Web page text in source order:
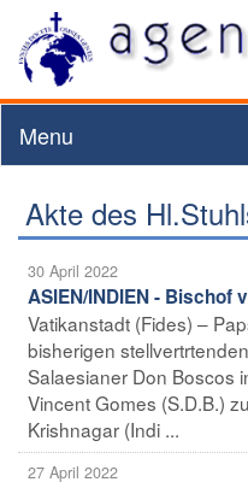
Menu
Akte des
30 April 2022
ASIEN/INDIEN - Bischof
Vatikanstadt (Fides) –
bisherigen
Salaesianer Don Boscos
Vincent Gomes (S.D.B.)
Krishnagar (Indi ...
27 April 2022